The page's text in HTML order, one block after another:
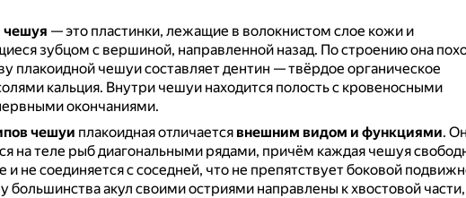
чешуя — это пластинки, лежащие в волокнистом слое кожи и
зубцом с вершиной, направленной назад. По строению она
плакоидной чешуи составляет дентин — твёрдое органическое
кальция. Внутри чешуи находится полость с кровеносными
окончаниями.
чешуи плакоидная отличается внешним видом и функциями.
на теле рыб диагональными рядами, причём каждая чешуя
и не соединяется с соседней, что не препятствует боковой
большинства акул своими остриями направлены к хвостовой